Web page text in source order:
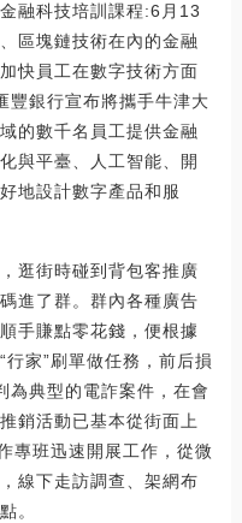
融科技培訓課程:6月13
區塊鏈技術在內的金融
快員工在數字技術方面
豐銀行宣布將攜手牛津大
的數千名員工提供金融
與平臺、人工智能、開
地設計數字產品和服
街時碰到背包客推廣
進了群。群內各種廣告
手賺點零花錢，便根據
家”刷單做任務，前后損
為典型的電詐案件，在會
銷活動已基本從街面上
專班迅速開展工作，從微
線下走訪調查、架網布
。